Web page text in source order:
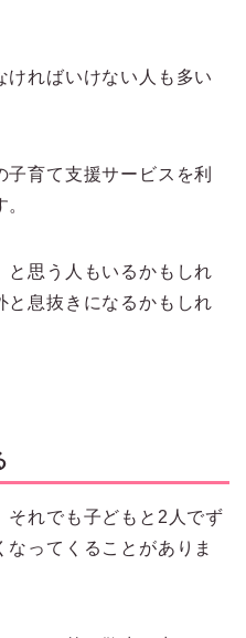
ければいけない人も多い
育て支援サービスを利
と思う人もいるかもしれ
と息抜きになるかもしれ
それでも子どもと2人でず
ってくることがありま